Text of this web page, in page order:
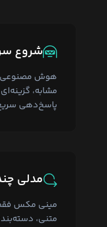
شروع
هوش مصنوعی
مشابه،
پاسخ‌دهی
مدلی
مینی مکس فقط
متنی،